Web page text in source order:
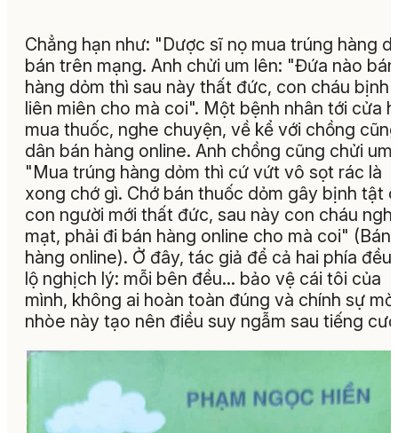
Chẳng hạn như: "Dược sĩ nọ mua trúng hàng
bán trên mạng. Anh chửi um lên: "Đứa nào bán
hàng dỏm thì sau này thất đức, con cháu bịnh
liên miên cho mà coi". Một bệnh nhân tới cửa
mua thuốc, nghe chuyện, về kể với chồng
dân bán hàng online. Anh chồng cũng chửi um
"Mua trúng hàng dỏm thì cứ vứt vô sọt rác là
xong chớ gì. Chớ bán thuốc dỏm gây bịnh tật
con người mới thất đức, sau này con cháu
mạt, phải đi bán hàng online cho mà coi" (Bán
hàng online). Ở đây, tác giả để cả hai phía đều
lộ nghịch lý: mỗi bên đều… bảo vệ cái tôi của
mình, không ai hoàn toàn đúng và chính sự mờ
nhòe này tạo nên điều suy ngẫm sau tiếng